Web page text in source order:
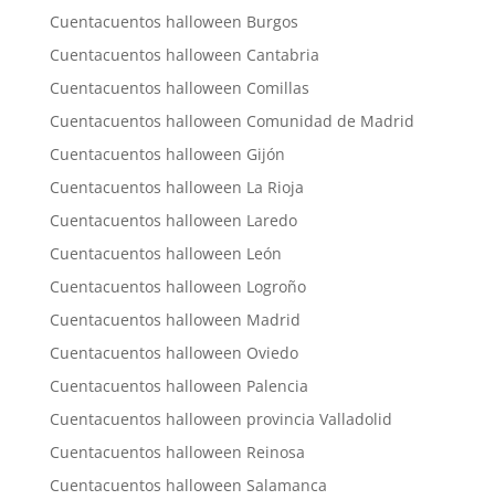
Cuentacuentos halloween Burgos
Cuentacuentos halloween Cantabria
Cuentacuentos halloween Comillas
Cuentacuentos halloween Comunidad de Madrid
Cuentacuentos halloween Gijón
Cuentacuentos halloween La Rioja
Cuentacuentos halloween Laredo
Cuentacuentos halloween León
Cuentacuentos halloween Logroño
Cuentacuentos halloween Madrid
Cuentacuentos halloween Oviedo
Cuentacuentos halloween Palencia
Cuentacuentos halloween provincia Valladolid
Cuentacuentos halloween Reinosa
Cuentacuentos halloween Salamanca